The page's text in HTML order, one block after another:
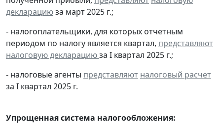
декларациюза март 2025 г.;
- налогоплательщики, для которых отчетным
периодом по налогу является квартал, представляют
налоговую декларациюза I квартал 2025 г.;
- налоговые агенты представляют налоговый расчет
за I квартал 2025 г.
Упрощенная система налогообложения: